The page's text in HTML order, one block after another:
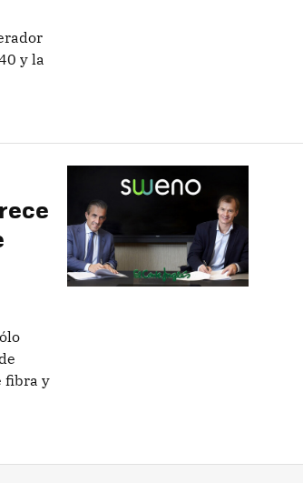
y la
fibra y